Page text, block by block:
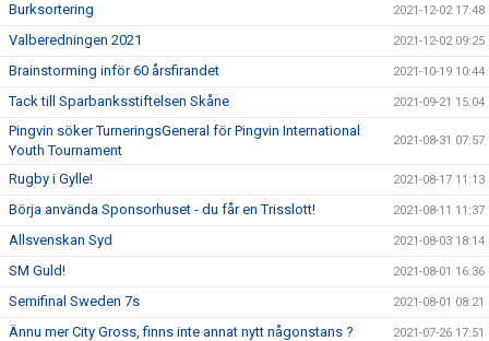
Burksortering 2021-12-02 17:48
Valberedningen 2021 2021-12-02 09:25
Brainstorming inför 60 årsfirandet 2021-10-19 10:44
Tack till Sparbanksstiftelsen Skåne 2021-09-21 15:04
Pingvin söker TurneringsGeneral för Pingvin International
Youth Tournament
2021-08-31 07:57
Rugby i Gylle! 2021-08-17 11:13
Börja använda Sponsorhuset - du får en Trisslott! 2021-08-11 11:37
Allsvenskan Syd 2021-08-03 18:14
SM Guld! 2021-08-01 16:36
Semifinal Sweden 7s 2021-08-01 08:21
Ännu mer City Gross, finns inte annat nytt någonstans ? 2021-07-26 17:51